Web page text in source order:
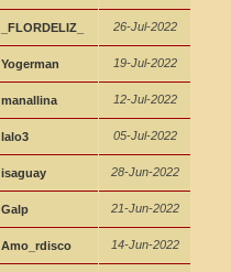
_FLORDELIZ_ 26-Jul-2022
Yogerman 19-Jul-2022
manallina 12-Jul-2022
lalo3 05-Jul-2022
isaguay 28-Jun-2022
Galp 21-Jun-2022
Amo_rdisco 14-Jun-2022